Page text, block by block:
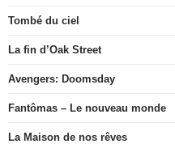
Tombé du ciel
La fin d’Oak Street
Avengers: Doomsday
Fantômas – Le nouveau monde
La Maison de nos rêves